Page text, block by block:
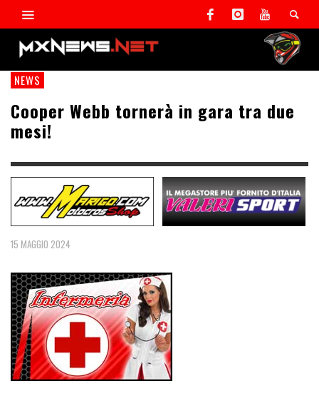
NEWS
Cooper Webb tornerà in gara tra due
mesi!
15 MAGGIO 2024